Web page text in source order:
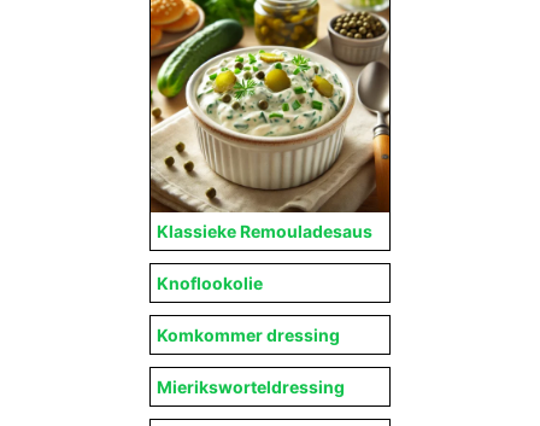
Klassieke Remouladesaus
Knoflookolie
Komkommer dressing
Mieriksworteldressing